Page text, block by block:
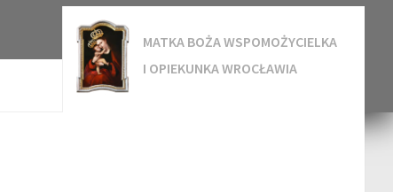
MATKA BOŻA WSPOMOŻYCIELKA
I OPIEKUNKA WROCŁAWIA